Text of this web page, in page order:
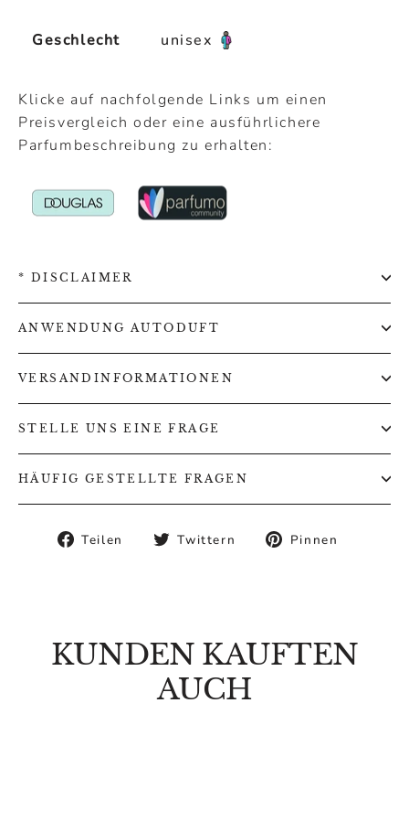
Geschlecht unisex
Klicke auf nachfolgende Links um einen
Preisvergleich oder eine ausführlichere
Parfumbeschreibung zu erhalten:
* DISCLAIMER
ANWENDUNG AUTODUFT
VERSANDINFORMATIONEN
STELLE UNS EINE FRAGE
HÄUFIG GESTELLTE FRAGEN
Teilen
Auf
Twittern
Auf
Pinnen
KUNDEN KAUFTEN
AUCH